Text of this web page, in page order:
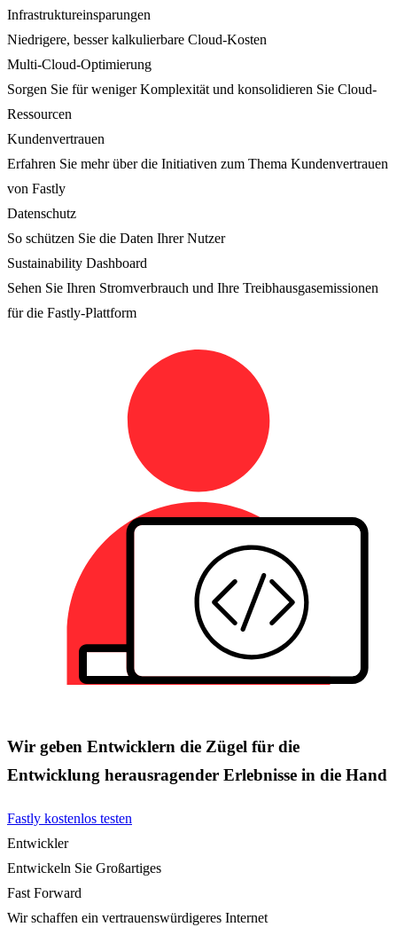
Infrastruktureinsparungen
Niedrigere, besser kalkulierbare Cloud-Kosten
Multi-Cloud-Optimierung
Sorgen Sie für weniger Komplexität und konsolidieren Sie Cloud-
Ressourcen
Kundenvertrauen
Erfahren Sie mehr über die Initiativen zum Thema Kundenvertrauen
von Fastly
Datenschutz
So schützen Sie die Daten Ihrer Nutzer
Sustainability Dashboard
Sehen Sie Ihren Stromverbrauch und Ihre Treibhausgasemissionen
für die Fastly-Plattform
Wir geben Entwicklern die Zügel für die
Entwicklung herausragender Erlebnisse in die Hand
Fastly kostenlos testen
Entwickler
Entwickeln Sie Großartiges
Fast Forward
Wir schaffen ein vertrauenswürdigeres Internet